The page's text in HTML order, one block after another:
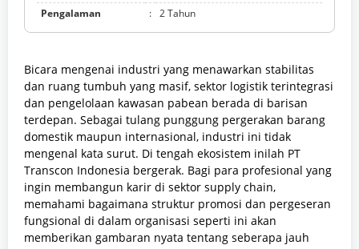
Pengalaman
: 2 Tahun
Bicara mengenai industri yang menawarkan stabilitas
dan ruang tumbuh yang masif, sektor logistik terintegrasi
dan pengelolaan kawasan pabean berada di barisan
terdepan. Sebagai tulang punggung pergerakan barang
domestik maupun internasional, industri ini tidak
mengenal kata surut. Di tengah ekosistem inilah PT
Transcon Indonesia bergerak. Bagi para profesional yang
ingin membangun karir di sektor supply chain,
memahami bagaimana struktur promosi dan pergeseran
fungsional di dalam organisasi seperti ini akan
memberikan gambaran nyata tentang seberapa jauh